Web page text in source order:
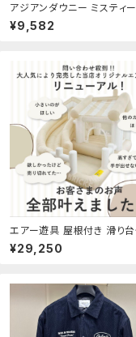
アジアンダウニー ミスティ
縮タイプ 2.5L×7袋
¥9,582
エアー遊具 屋根付き 滑り台
¥29,250